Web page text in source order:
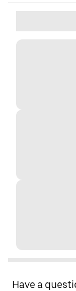
Have a